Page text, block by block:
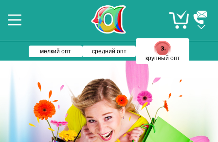
мелкий опт
средний опт
крупный опт